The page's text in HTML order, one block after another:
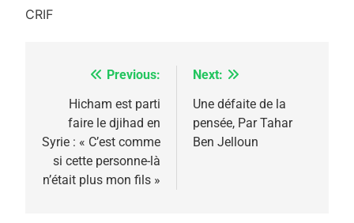
CRIF
Navigation
l’article
Previous:
Hicham est parti
faire le djihad en
Syrie : « C’est comme
si cette personne-là
n’était plus mon fils »
Next:
Une défaite de la
pensée, Par Tahar
Ben Jelloun